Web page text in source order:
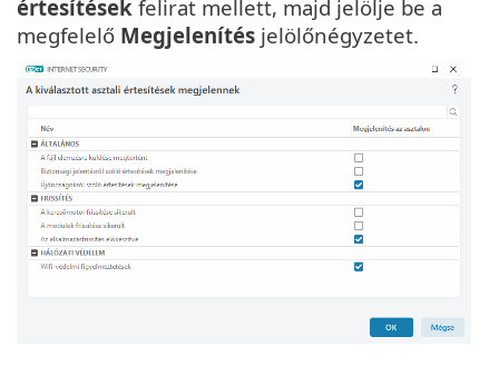
értesítések felirat mellett, majd jelölje be a
megfelelő Megjelenítés jelölőnégyzetet.